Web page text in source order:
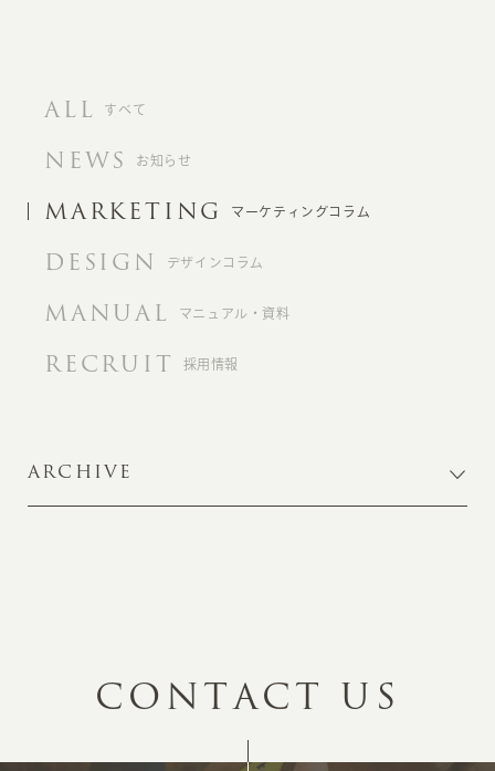
ALL すべて
NEWS お知らせ
MARKETING マーケティングコラム
DESIGN デザインコラム
MANUAL マニュアル・資料
RECRUIT 採用情報
ARCHIVE
CONTACT US